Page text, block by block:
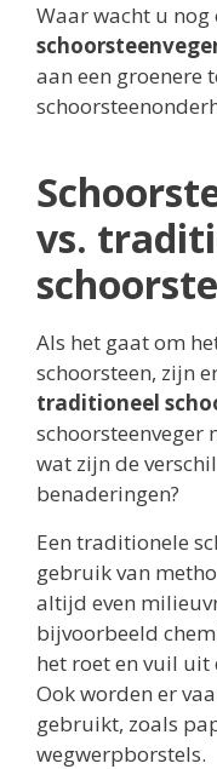
Waar wacht u nog
aan een groenere
vs.
Als het gaat om
schoorsteen, zijn
traditioneel
schoorsteenveger
wat zijn de
benaderingen?
Een traditionele
gebruik van
altijd even
bijvoorbeeld
het roet en vuil uit
Ook worden er
gebruikt, zoals
wegwerpborstels.